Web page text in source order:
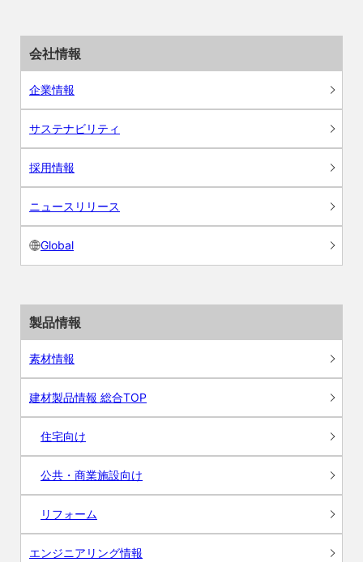
会社情報
企業情報
サステナビリティ
採用情報
ニュースリリース
Global
製品情報
素材情報
建材製品情報 総合TOP
住宅向け
公共・商業施設向け
リフォーム
エンジニアリング情報